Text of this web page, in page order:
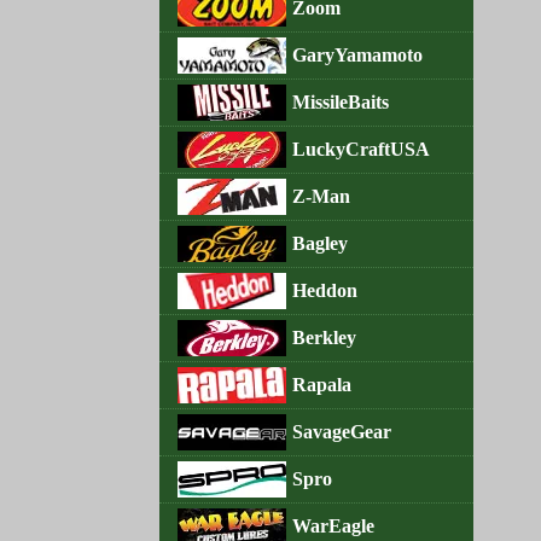
Zoom
GaryYamamoto
MissileBaits
LuckyCraftUSA
Z-Man
Bagley
Heddon
Berkley
Rapala
SavageGear
Spro
WarEagle